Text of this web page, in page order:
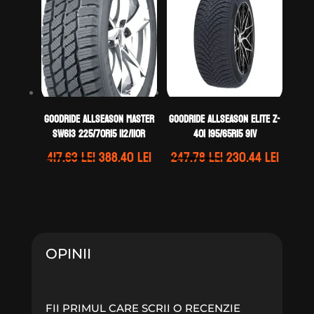
292.18 lei. 454.81 lei.
GOODRIDE ALLSEASON MASTER
SW613 225/70R15 112/110R
417.63leiPrețul
388.40leiPrețul
GOODRIDE ALLSEASON ELITE Z-
401 195/65R15 91V
247.78leiPrețul
230.44leiPrețul
OPINII
FII PRIMUL CARE SCRII O RECENZIE